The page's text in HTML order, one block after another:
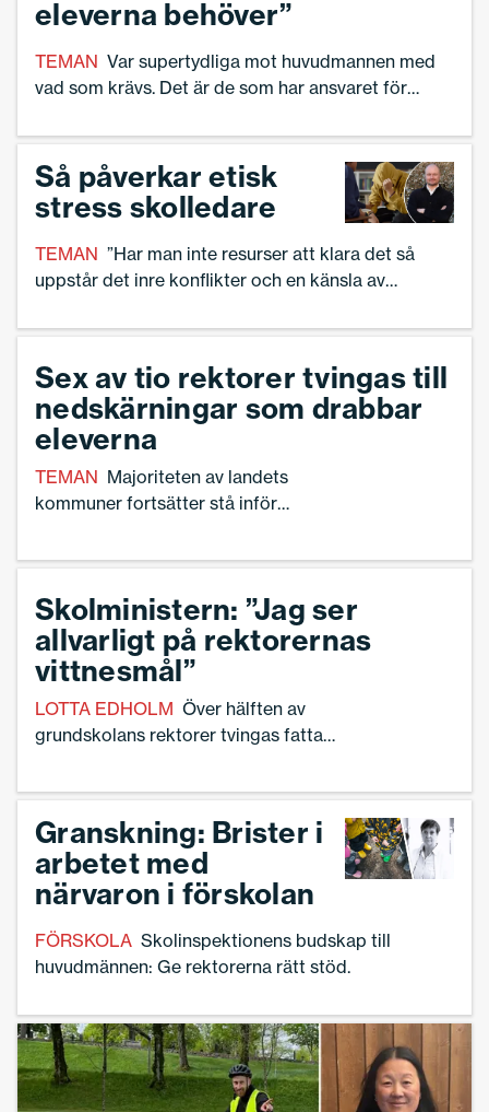
eleverna behöver”
TEMAN Var supertydliga mot huvudmannen med
vad som krävs. Det är de som har ansvaret för
Så påverkar etisk
stress skolledare
TEMAN ”Har man inte resurser att klara det så
uppstår det inre konflikter och en känsla av
Sex av tio rektorer tvingas till
nedskärningar som drabbar
eleverna
TEMAN Majoriteten av landets
kommuner fortsätter stå inför
kan Skolledaren presentera vilka
personal.
Skolministern: ”Jag ser
allvarligt på rektorernas
vittnesmål”
LOTTA EDHOLM Över hälften av
grundskolans rektorer tvingas fatta
eleverna negativt.
Granskning: Brister i
arbetet med
närvaron i förskolan
FÖRSKOLA Skolinspektionens budskap till
huvudmännen: Ge rektorerna rätt stöd.